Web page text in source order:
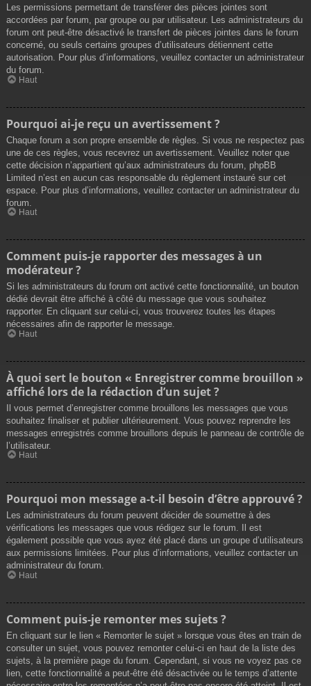
Les permissions permettant de transférer des pièces jointes sont
accordées par forum, par groupe ou par utilisateur. Les administrateurs du
forum ont peut-être désactivé le transfert de pièces jointes dans le forum
concerné, ou seuls certains groupes d’utilisateurs détiennent cette
autorisation. Pour plus d’informations, veuillez contacter un administrateur
du forum.
Haut
Pourquoi ai-je reçu un avertissement ?
Chaque forum a son propre ensemble de règles. Si vous ne respectez pas
une de ces règles, vous recevrez un avertissement. Veuillez noter que
cette décision n’appartient qu’aux administrateurs du forum, phpBB
Limited n’est en aucun cas responsable du règlement instauré sur cet
espace. Pour plus d’informations, veuillez contacter un administrateur du
forum.
Haut
Comment puis-je rapporter des messages à un
modérateur ?
Si les administrateurs du forum ont activé cette fonctionnalité, un bouton
dédié devrait être affiché à côté du message que vous souhaitez
rapporter. En cliquant sur celui-ci, vous trouverez toutes les étapes
nécessaires afin de rapporter le message.
Haut
À quoi sert le bouton « Enregistrer comme brouillon »
affiché lors de la rédaction d’un sujet ?
Il vous permet d’enregistrer comme brouillons les messages que vous
souhaitez finaliser et publier ultérieurement. Vous pouvez reprendre les
messages enregistrés comme brouillons depuis le panneau de contrôle de
l’utilisateur.
Haut
Pourquoi mon message a-t-il besoin d’être approuvé ?
Les administrateurs du forum peuvent décider de soumettre à des
vérifications les messages que vous rédigez sur le forum. Il est
également possible que vous ayez été placé dans un groupe d’utilisateurs
aux permissions limitées. Pour plus d’informations, veuillez contacter un
administrateur du forum.
Haut
Comment puis-je remonter mes sujets ?
En cliquant sur le lien « Remonter le sujet » lorsque vous êtes en train de
consulter un sujet, vous pouvez remonter celui-ci en haut de la liste des
sujets, à la première page du forum. Cependant, si vous ne voyez pas ce
lien, cette fonctionnalité a peut-être été désactivée ou le temps d’attente